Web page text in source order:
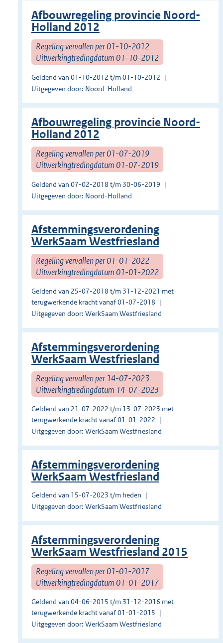
Afbouwregeling provincie Noord-
Holland 2012
Regeling vervallen per 01-10-2012
Uitwerkingtredingdatum 01-10-2012
Geldend van 01-10-2012 t/m 01-10-2012
Uitgegeven door: Noord-Holland
Afbouwregeling provincie Noord-
Holland 2012
Regeling vervallen per 01-07-2019
Uitwerkingtredingdatum 01-07-2019
Geldend van 07-02-2018 t/m 30-06-2019
Uitgegeven door: Noord-Holland
Afstemmingsverordening
WerkSaam Westfriesland
Regeling vervallen per 01-01-2022
Uitwerkingtredingdatum 01-01-2022
Geldend van 25-07-2018 t/m 31-12-2021 met
terugwerkende kracht vanaf 01-07-2018
Uitgegeven door: WerkSaam Westfriesland
Afstemmingsverordening
WerkSaam Westfriesland
Regeling vervallen per 14-07-2023
Uitwerkingtredingdatum 14-07-2023
Geldend van 21-07-2022 t/m 13-07-2023 met
terugwerkende kracht vanaf 01-01-2022
Uitgegeven door: WerkSaam Westfriesland
Afstemmingsverordening
WerkSaam Westfriesland
Geldend van 15-07-2023 t/m heden
Uitgegeven door: WerkSaam Westfriesland
Afstemmingsverordening
WerkSaam Westfriesland 2015
Regeling vervallen per 01-01-2017
Uitwerkingtredingdatum 01-01-2017
Geldend van 04-06-2015 t/m 31-12-2016 met
terugwerkende kracht vanaf 01-01-2015
Uitgegeven door: WerkSaam Westfriesland